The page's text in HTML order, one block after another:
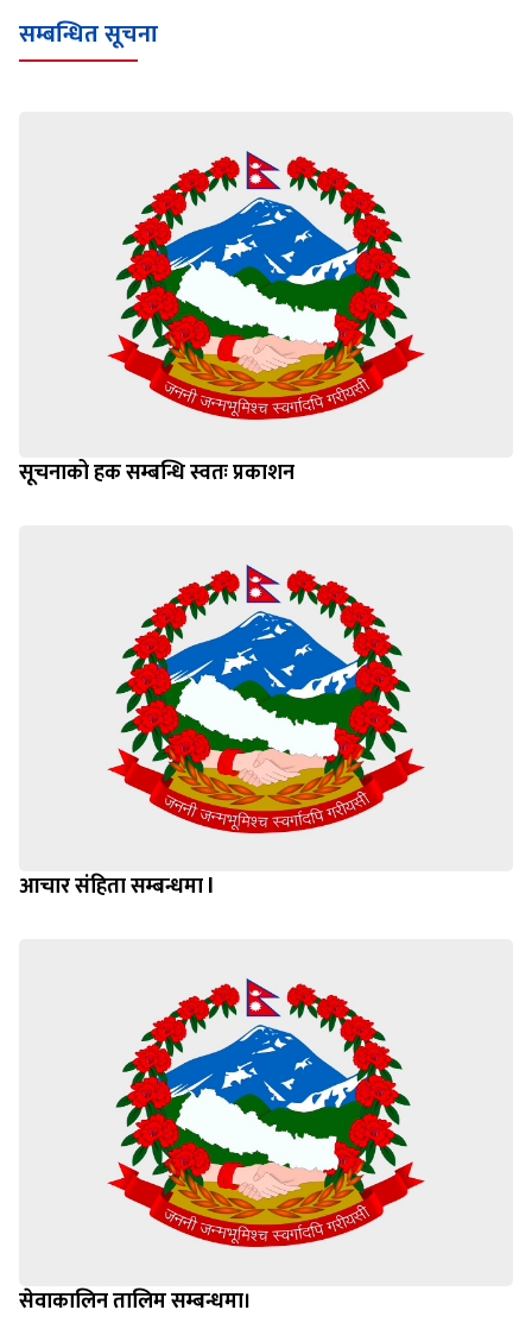
सम्बन्धित सूचना
सूचनाको हक सम्बन्धि स्वतः प्रकाशन
आचार संहिता सम्बन्धमा l
सेवाकालिन तालिम सम्बन्धमा।